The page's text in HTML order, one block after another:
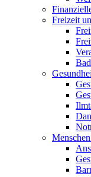
Freizeit